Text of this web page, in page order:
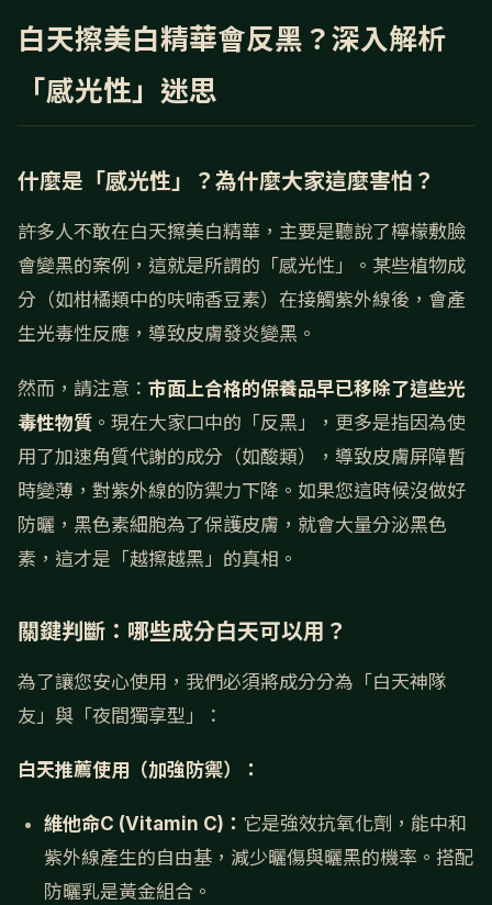
白天擦美白精華會反黑？深入解析
「感光性」迷思
什麼是「感光性」？為什麼大家這麼害怕？
許多人不敢在白天擦美白精華，主要是聽說了檸檬敷臉
會變黑的案例，這就是所謂的「感光性」。某些植物成
分（如柑橘類中的呋喃香豆素）在接觸紫外線後，會產
生光毒性反應，導致皮膚發炎變黑。
然而，請注意： 市面上合格的保養品早已移除了這些光
毒性物質 。現在大家口中的「反黑」，更多是指因為使
用了加速角質代謝的成分（如酸類），導致皮膚屏障暫
時變薄，對紫外線的防禦力下降。如果您這時候沒做好
防曬，黑色素細胞為了保護皮膚，就會大量分泌黑色
素，這才是「越擦越黑」的真相。
關鍵判斷：哪些成分白天可以用？
為了讓您安心使用，我們必須將成分分為「白天神隊
友」與「夜間獨享型」：
白天推薦使用（加強防禦）：
維他命C (Vitamin C)： 它是強效抗氧化劑，能中和
紫外線產生的自由基，減少曬傷與曬黑的機率。搭配
防曬乳是黃金組合。